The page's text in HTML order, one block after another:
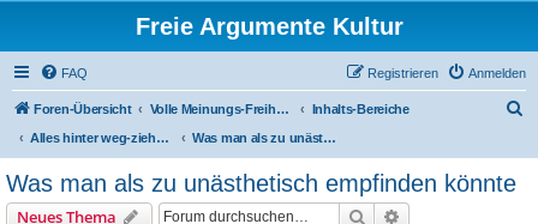
Freie Argumente Kultur
FAQ Anmelden
Registrieren
Foren-Übersicht Volle Meinungs-Freiheit mit 'Vorhang-System' -- frei dosierter Zugang zu allen Inhalten und AGs
Inhalts-Bereiche
Alles hinter weg-ziehbaren Vorhängen
Was man als zu unästhetisch empfinden könnte
Was man als zu unästhetisch empfinden könnte
Neues Thema Suche